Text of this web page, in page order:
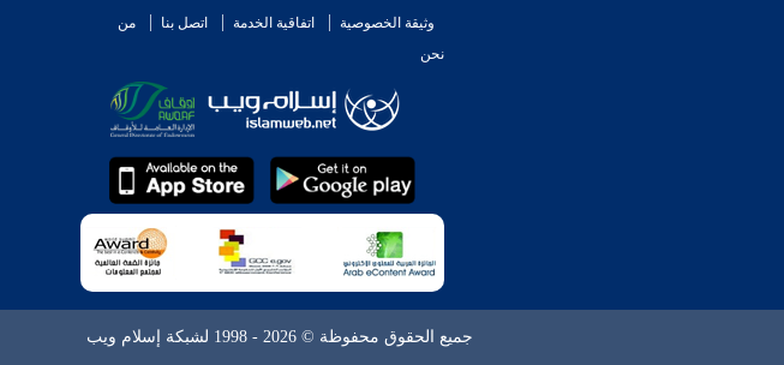
وثيقة الخصوصية اتفاقية الخدمة اتصل بنا
من
نحن
جميع الحقوق محفوظة © 2026 - 1998 لشبكة إسلام ويب